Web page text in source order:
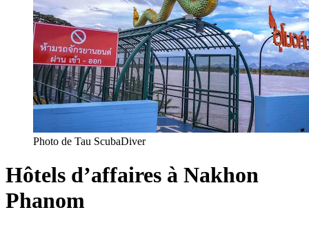
Photo de Tau ScubaDiver
Hôtels d’affaires à Nakhon
Phanom